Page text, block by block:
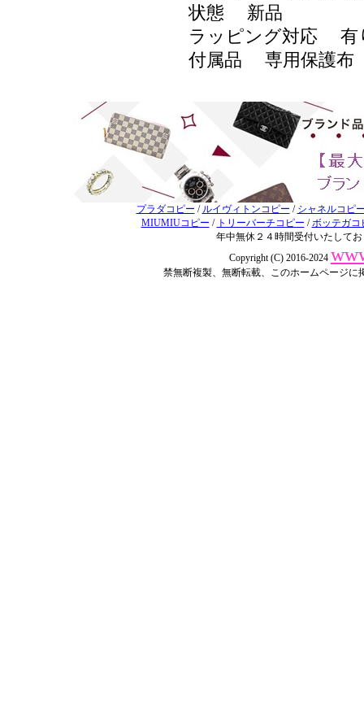
状態 新品
ラッピング対応
付属品 専用保護布
プラダコピー / ルイヴィトンコピー / シャネルコピ
MIUMIUコピー / トリーバーチコピー /ボッテガコ
年中無休２４時間受付いたして
Copyright (C) 2016-2024
禁無断複製、無断転載、このホームページ